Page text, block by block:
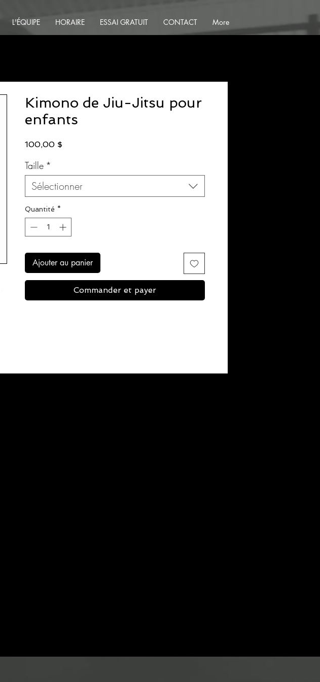
L'ÉQUIPE HORAIRE ESSAI GRATUIT CONTACT More
Kimono de Jiu-Jitsu pour
enfants
100,00 $Prix
Taille *
Sélectionner
Quantité *
Ajouter au panier
Commander et payer